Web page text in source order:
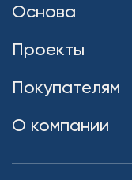
Основа
Проекты
Покупателям
О компании